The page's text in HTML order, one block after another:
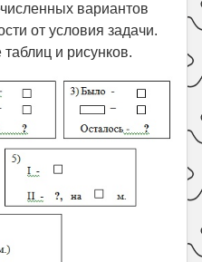
вариантов
от условия задачи.
и рисунков.